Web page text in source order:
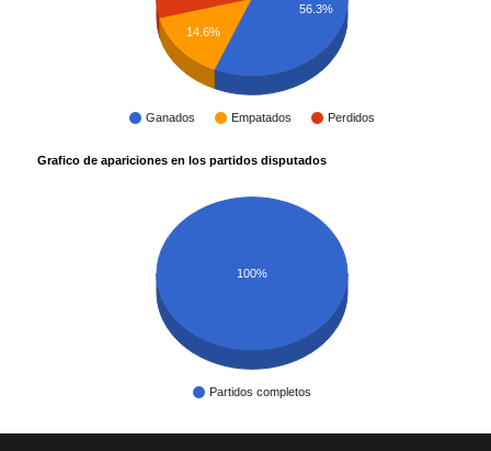
Ganados Empatados Perdidos
14.6%
56.3%
Grafico de apariciones en los partidos disputados
Partidos completos
100%